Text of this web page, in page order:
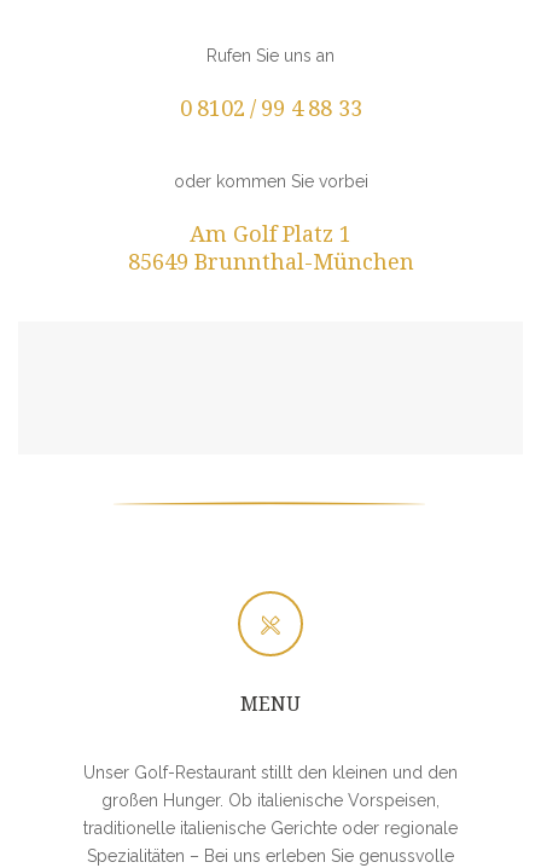
Rufen Sie uns an
0 8102 / 99 4 88 33
oder kommen Sie vorbei
Am Golf Platz 1
85649 Brunnthal-München
MENU
Unser Golf-Restaurant stillt den kleinen und den
großen Hunger. Ob italienische Vorspeisen,
traditionelle italienische Gerichte oder regionale
Spezialitäten – Bei uns erleben Sie genussvolle